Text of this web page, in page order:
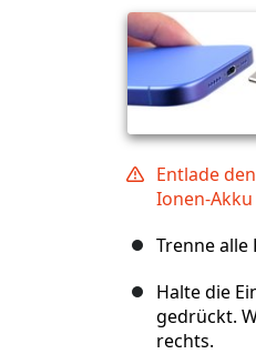
Entlade
Ionen-
Trenne alle
Halte die
gedrückt.
rechts.